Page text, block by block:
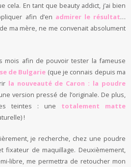
cela. En tant que beauty addict, j’ai bien
afin d’en admirer le résultat…
ma mère, ne me convenait absolument
mois afin de pouvoir tester la fameuse
de Bulgarie (que je connais depuis ma
la nouveauté de Caron : la poudre
version pressé de l’originale. De plus,
teintes : une totalement matte
!
je recherche, chez une poudre
fixateur de maquillage. Deuxièmement,
libre, me permettra de retoucher mon